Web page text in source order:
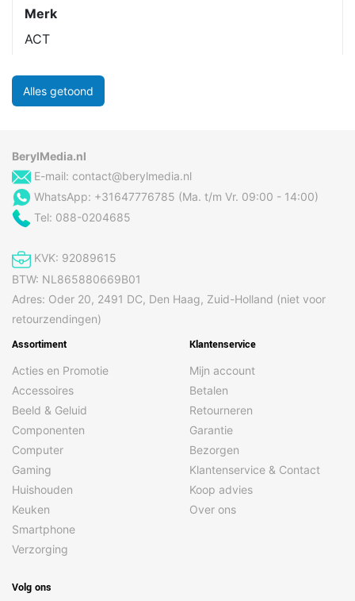
Merk
ACT
Alles getoond
BerylMedia.nl
E-mail: contact@berylmedia.nl
WhatsApp: +31647776785 (Ma. t/m Vr. 09:00 - 14:00)
Tel: 088-0204685
KVK: 92089615
BTW: NL865880669B01
Adres: Oder 20, 2491 DC, Den Haag, Zuid-Holland (niet voor
retourzendingen)
Assortiment
Acties en Promotie
Accessoires
Beeld & Geluid
Componenten
Computer
Gaming
Huishouden
Keuken
Smartphone
Verzorging
Klantenservice
Mijn account
Betalen
Retourneren
Garantie
Bezorgen
Klantenservice & Contact
Koop advies
Over ons
Volg ons